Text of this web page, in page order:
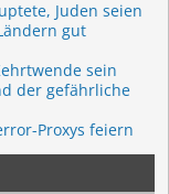
Juden seien
gut
sein
der gefährliche
Proxys feiern